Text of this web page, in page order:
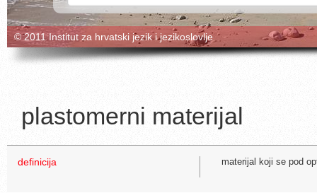
© 2011 Institut za hrvatski jezik i jezikoslovlje
plastomerni materijal
definicija materijal koji se pod